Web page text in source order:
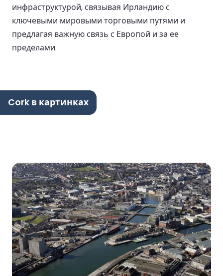
инфраструктурой, связывая Ирландию с
ключевыми мировыми торговыми путями и
предлагая важную связь с Европой и за ее
пределами.
Cork в картинках